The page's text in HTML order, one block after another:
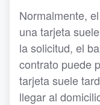
Normalmente,
una tarjeta
la solicitud, el
contrato puede
tarjeta suele
llegar al